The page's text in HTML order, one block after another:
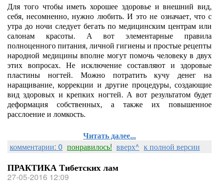
Для того чтобы иметь хорошее здоровье и внешний вид,
себя, несомненно, нужно любить. И это не означает, что с
утра до ночи следует бегать по медицинским центрам или
салонам красоты. А вот элементарные правила
полноценного питания, личной гигиены и простые рецепты
народной медицины вполне могут помочь человеку в двух
этих вопросах. Не исключение составляют и здоровые
пластины ногтей. Можно потратить кучу денег на
наращивание, коррекции и другие процедуры, создающие
вид здоровых и крепких ногтей. А вот результатом будет
деформация собственных, а также их повышенное
расслоение и ломкость.
Читать далее...
комментарии: 0 понравилось! вверх^ к полной версии
ПРАКТИКА Тибетских лам
27-05-2016 12:09